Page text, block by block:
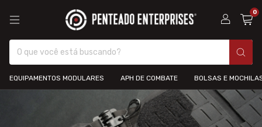
0
EQUIPAMENTOS MODULARES APH DE COMBATE BOLSAS E